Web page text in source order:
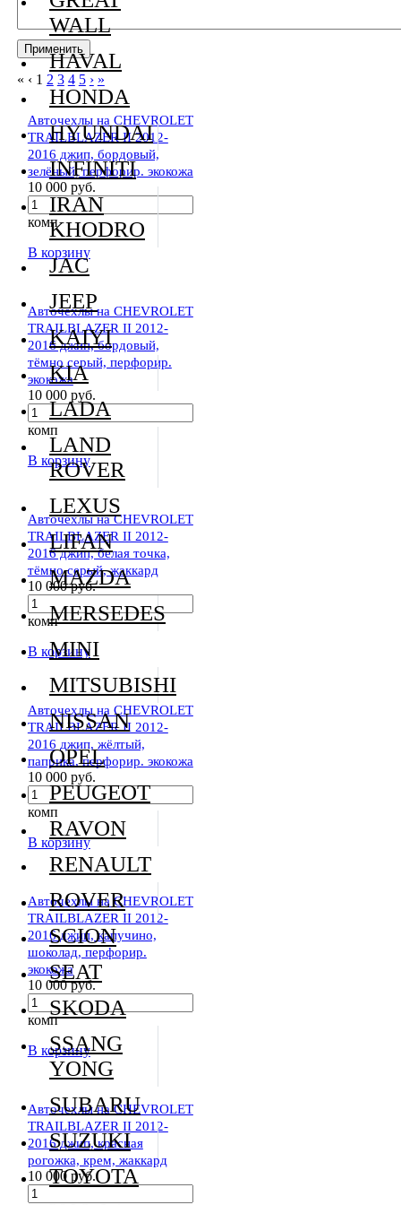
« ‹ 1 2 3 4 5 › »
Авточехлы на CHEVROLET
TRAILBLAZER II 2012-
2016 джип, бордовый,
зелёный, перфорир. экокожа
10 000 руб.
комп
В корзину
Авточехлы на CHEVROLET
TRAILBLAZER II 2012-
2016 джип, бордовый,
тёмно серый, перфорир.
экокожа
10 000 руб.
комп
В корзину
Авточехлы на CHEVROLET
TRAILBLAZER II 2012-
2016 джип, белая точка,
тёмно серый, жаккард
10 000 руб.
комп
В корзину
Авточехлы на CHEVROLET
TRAILBLAZER II 2012-
2016 джип, жёлтый,
паприка, перфорир. экокожа
10 000 руб.
комп
В корзину
Авточехлы на CHEVROLET
TRAILBLAZER II 2012-
2016 джип, капучино,
шоколад, перфорир.
экокожа
10 000 руб.
комп
В корзину
Авточехлы на CHEVROLET
TRAILBLAZER II 2012-
2016 джип, красная
рогожка, крем, жаккард
10 000 руб.
WALL
HAVAL
HONDA
HYUNDAI
INFINITI
IRAN
KHODRO
JAC
JEEP
KAIYI
KIA
LADA
LAND
ROVER
LEXUS
LIFAN
MAZDA
MERSEDES
MINI
MITSUBISHI
NISSAN
OPEL
PEUGEOT
RAVON
RENAULT
ROVER
SCION
SEAT
SKODA
SSANG
YONG
SUBARU
SUZUKI
TOYOTA